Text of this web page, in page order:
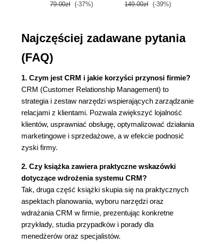
Co osiągnęli (57)
Wyzwania (58)
Wskazówka (58)
Złota myśl (59)
Dla menedżera (59)
Rozdział 3. CRM i obsługa klientów (Customer
Service) (61)
Call center i obsługa klienta (62)
Automatyzacja centrum kontaktu (64)
Wsparcie sprzedażowe centrum kontaktu
(66)
Samoobsługa w Internecie (67)
Ocena satysfakcji klientów (70)
Scenariusze rozmów (71)
Cyberagenci (72)
Zarządzanie personelem (73)
79.00zł (-37%) 149.00zł (-39%)
Najczęściej zadawane pytania
(FAQ)
1. Czym jest CRM i jakie korzyści przynosi firmie?
CRM (Customer Relationship Management) to
strategia i zestaw narzędzi wspierających zarządzanie
relacjami z klientami. Pozwala zwiększyć lojalność
klientów, usprawniać obsługę, optymalizować działania
marketingowe i sprzedażowe, a w efekcie podnosić
zyski firmy.
2. Czy książka zawiera praktyczne wskazówki
dotyczące wdrożenia systemu CRM?
Tak, druga część książki skupia się na praktycznych
aspektach planowania, wyboru narzędzi oraz
wdrażania CRM w firmie, prezentując konkretne
przykłady, studia przypadków i porady dla
menedżerów oraz specjalistów.